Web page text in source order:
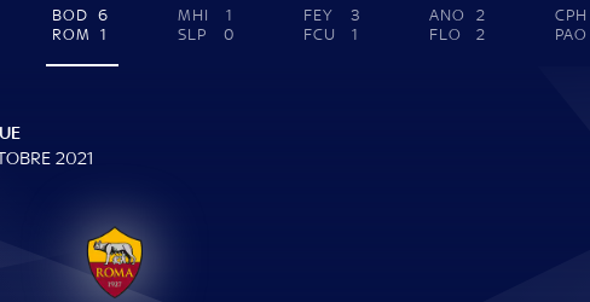
BOD
6
ROM
1
MHI
1
SLP
0
FEY
3
FCU
1
ANO
2
FLO
2
CPH
PAO
2021